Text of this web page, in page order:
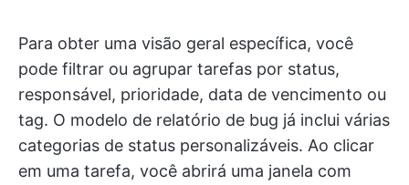
Para obter uma visão geral específica, você
pode filtrar ou agrupar tarefas por status,
responsável, prioridade, data de vencimento ou
tag. O modelo de relatório de bug já inclui várias
categorias de status personalizáveis. Ao clicar
em uma tarefa, você abrirá uma janela com